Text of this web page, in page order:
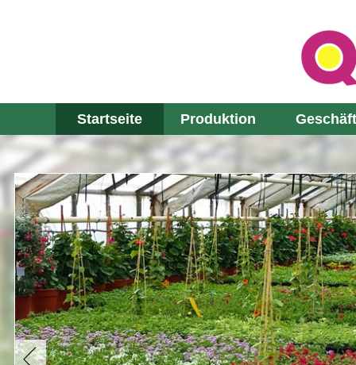
Startseite Produktion Geschäft